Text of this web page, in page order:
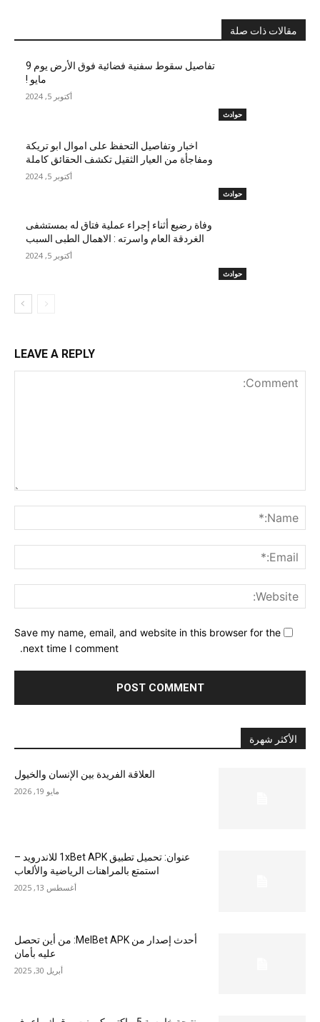
مقالات ذات صلة
حوادث
تفاصيل سقوط سفنية فضائية فوق الأرض يوم 9
مايو !
أكتوبر 5, 2024
حوادث
اخبار وتفاصيل التحفظ على اموال ابو تريكة
ومفاجأة من العيار الثقيل تكشف الحقائق كاملة
أكتوبر 5, 2024
حوادث
وفاة رضيع أثناء إجراء عملية فتاق له بمستشفى
الغردقة العام واسرته : الاهمال الطبى السبب
أكتوبر 5, 2024
LEAVE A REPLY
Save my name, email, and website in this browser for the
next time I comment.
الأكثر شهرة
العلاقة الفريدة بين الإنسان والخيول
مايو 19, 2026
عنوان: تحميل تطبيق 1xBet APK للاندرويد –
استمتع بالمراهنات الرياضية والألعاب
أغسطس 13, 2025
أحدث إصدار من MelBet APK: من أين تحصل
عليه بأمان
أبريل 30, 2025